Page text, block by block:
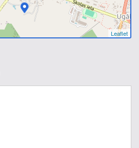
Leaflet